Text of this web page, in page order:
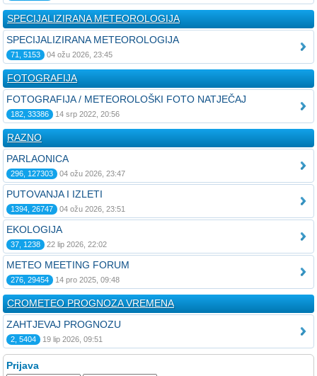
SPECIJALIZIRANA METEOROLOGIJA
SPECIJALIZIRANA METEOROLOGIJA
71, 5153 04 ožu 2026, 23:45
FOTOGRAFIJA
FOTOGRAFIJA / METEOROLOŠKI FOTO NATJEČAJ
182, 33386 14 srp 2022, 20:56
RAZNO
PARLAONICA
296, 127303 04 ožu 2026, 23:47
PUTOVANJA I IZLETI
1394, 26747 04 ožu 2026, 23:51
EKOLOGIJA
37, 1238 22 lip 2026, 22:02
METEO MEETING FORUM
276, 29454 14 pro 2025, 09:48
CROMETEO PROGNOZA VREMENA
ZAHTJEVAJ PROGNOZU
2, 5404 19 lip 2026, 09:51
Prijava